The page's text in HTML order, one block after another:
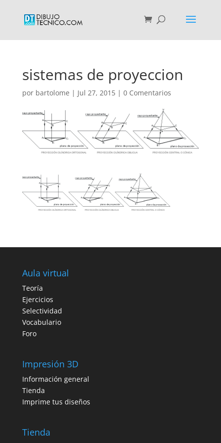
sistemas de proyeccion
por bartolome | Jul 27, 2015| 0 Comentarios
Aula virtual
Teoría
Ejercicios
Selectividad
Vocabulario
Foro
Impresión 3D
Información general
Tienda
Imprime tus diseños
Tienda